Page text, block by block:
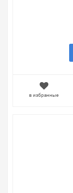
в избранные